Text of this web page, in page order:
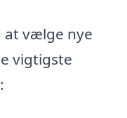
at vælge nye
vigtigste